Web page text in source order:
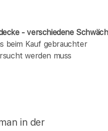
- verschiedene
beim Kauf gebrauchter
werden muss
in der